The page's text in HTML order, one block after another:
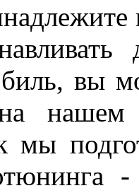
вы
на
мы